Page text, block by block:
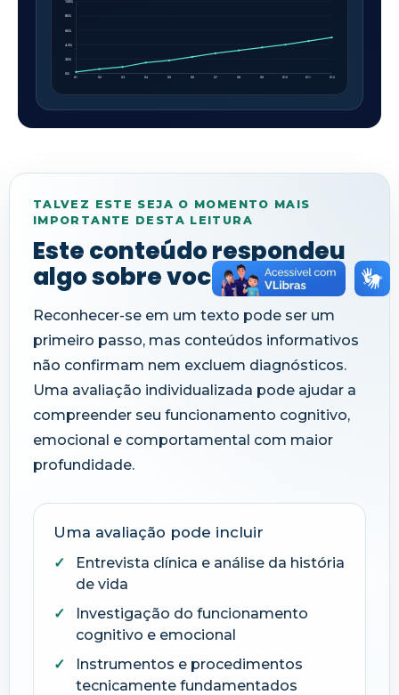
0%
20%
40%
60%
80%
100%
S1 S2 S3 S4 S5 S6 S7 S8 S9 S10 S11 S12
TALVEZ ESTE SEJA O MOMENTO MAIS
IMPORTANTE DESTA LEITURA
Este conteúdo respondeu
algo sobre você?
Reconhecer-se em um texto pode ser um
primeiro passo, mas conteúdos informativos
não confirmam nem excluem diagnósticos.
Uma avaliação individualizada pode ajudar a
compreender seu funcionamento cognitivo,
emocional e comportamental com maior
profundidade.
Uma avaliação pode incluir
Entrevista clínica e análise da história
de vida
Investigação do funcionamento
cognitivo e emocional
Instrumentos e procedimentos
tecnicamente fundamentados